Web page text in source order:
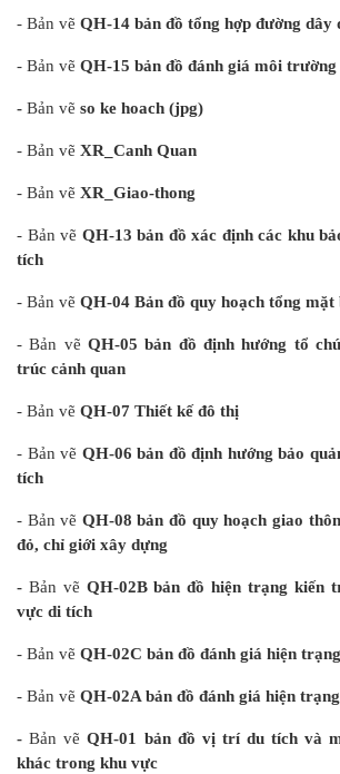
- Bản vẽ QH-14 bản đồ tổng hợp đường dây
- Bản vẽ QH-15 bản đồ đánh giá môi trường
- Bản vẽ so ke hoach (jpg)
- Bản vẽ XR_Canh Quan
- Bản vẽ XR_Giao-thong
- Bản vẽ QH-13 bản đồ xác định các khu
tích
- Bản vẽ QH-04 Bản đồ quy hoạch tổng mặt
- Bản vẽ QH-05 bản đồ định hướng tổ
trúc cảnh quan
- Bản vẽ QH-07 Thiết kế đô thị
- Bản vẽ QH-06 bản đồ định hướng bảo
tích
- Bản vẽ QH-08 bản đồ quy hoạch giao
đỏ, chỉ giới xây dựng
- Bản vẽ QH-02B bản đồ hiện trạng kiến
vực di tích
- Bản vẽ QH-02C bản đồ đánh giá hiện
- Bản vẽ QH-02A bản đồ đánh giá hiện
-Bản vẽQH-01 bản đồ vị trí du tích và
khác trong khu vực